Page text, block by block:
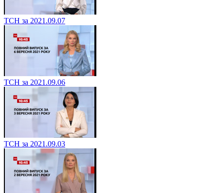
ТСН за 2021.09.07
ТСН за 2021.09.06
ТСН за 2021.09.03